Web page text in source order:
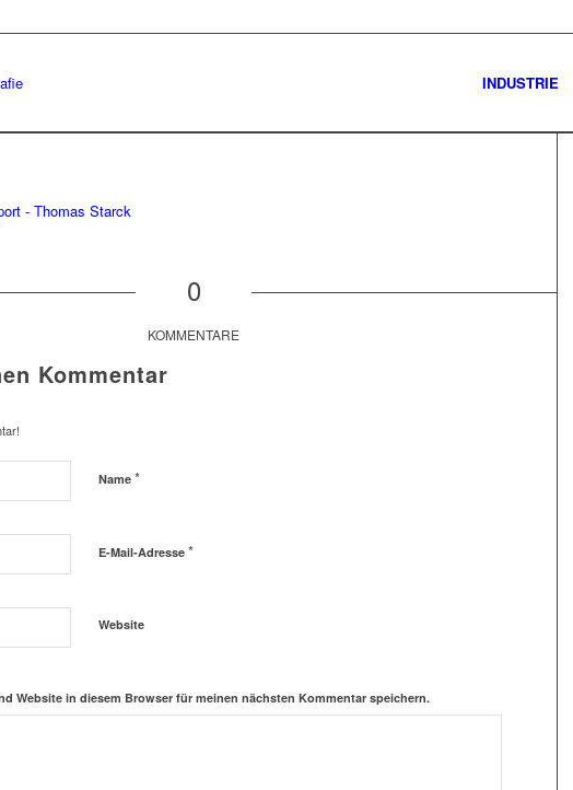
INDUSTRIE
0
KOMMENTARE
Kommentar
Name *
E-Mail-Adresse *
Website
Website in diesem Browser für meinen nächsten Kommentar speichern.